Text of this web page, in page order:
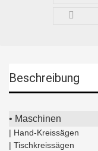
Beschreibung
• Maschinen
| Hand-Kreissägen
| Tischkreissägen